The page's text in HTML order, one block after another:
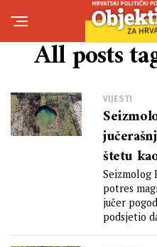
All posts
VIJESTI
štetu
Seizmolog
potres
jučer
podsjetio